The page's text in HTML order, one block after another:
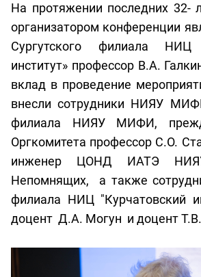
На протяжении последних 32-
организатором конференции
Сургутского филиала НИЦ
институт» профессор В.А.
вклад в проведение
внесли сотрудники НИЯУ
филиала НИЯУ МИФИ,
Оргкомитета профессор С.О.
инженер ЦОНД ИАТЭ
Непомнящих, а также
филиала НИЦ "Курчатовский
доцент Д.А. Могун и доцент